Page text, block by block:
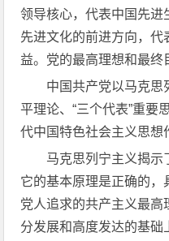
领导核心，代表中国先进
先进文化的前进方向，代
益。党的最高理想和最终
中国共产党以马克思
平理论、“三个代表”重要
代中国特色社会主义思想
马克思列宁主义揭示
它的基本原理是正确的，
党人追求的共产主义最
分发展和高度发达的基础